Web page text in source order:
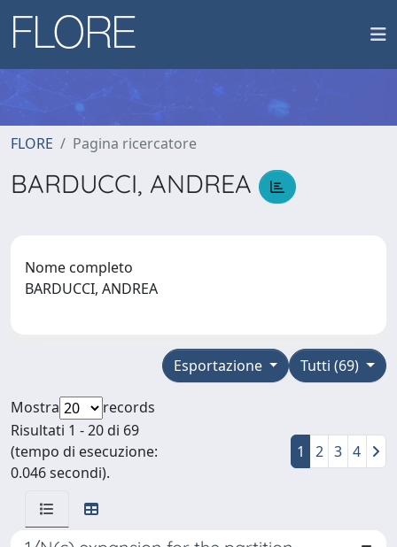
FLORE Pagina ricercatore
BARDUCCI, ANDREA
Nome completo
BARDUCCI, ANDREA
Tutti (69)
Esportazione
Mostra
records
Risultati 1 - 20 di 69
(tempo di esecuzione:
0.046 secondi).
1 2 3 4